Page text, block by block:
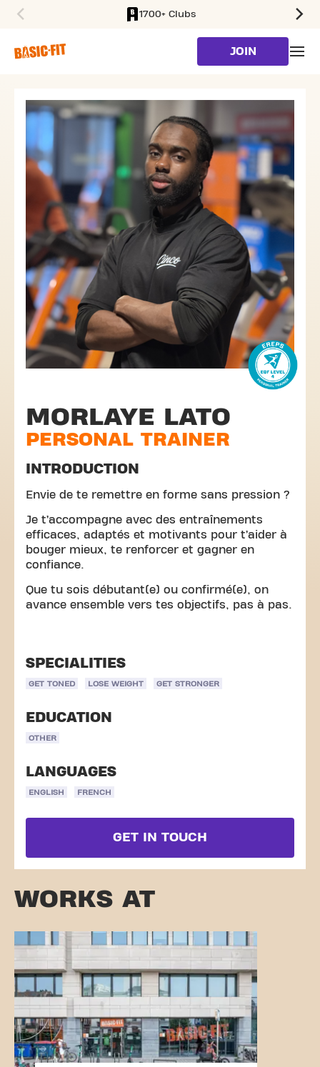
1700+ Clubs
JOIN
MORLAYE LATO
PERSONAL TRAINER
INTRODUCTION
Envie de te remettre en forme sans pression ?
Je t’accompagne avec des entraînements
efficaces, adaptés et motivants pour t’aider à
bouger mieux, te renforcer et gagner en
confiance.
Que tu sois débutant(e) ou confirmé(e), on
avance ensemble vers tes objectifs, pas à pas.
SPECIALITIES
GET TONED LOSE WEIGHT GET STRONGER
EDUCATION
OTHER
LANGUAGES
ENGLISH FRENCH
GET IN TOUCH
WORKS AT